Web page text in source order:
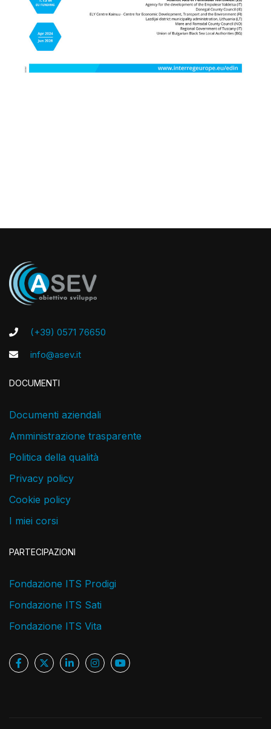
(+39) 0571 76650
info@asev.it
DOCUMENTI
Documenti aziendali
Amministrazione trasparente
Politica della qualità
Privacy policy
Cookie policy
I miei corsi
PARTECIPAZIONI
Fondazione ITS Prodigi
Fondazione ITS Sati
Fondazione ITS Vita